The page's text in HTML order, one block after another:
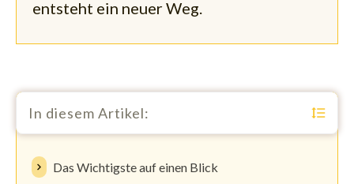
entsteht ein neuer Weg.
In diesem Artikel:
Das Wichtigste auf einen Blick